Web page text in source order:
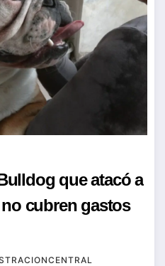
que atacó a
cubren gastos